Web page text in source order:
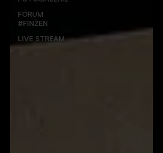
FÓRUM
#FINŽEN
LIVE STREAM